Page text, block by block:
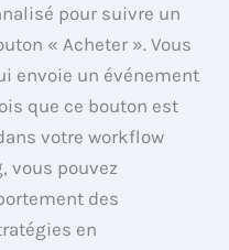
pour suivre un
« Acheter ». Vous
envoie un événement
que ce bouton est
votre workflow
vous pouvez
des
en